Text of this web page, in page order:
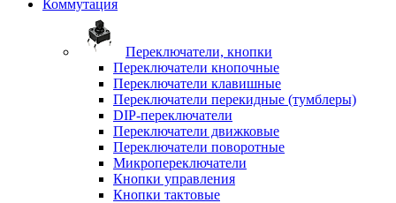
Коммутация
Переключатели, кнопки
Переключатели кнопочные
Переключатели клавишные
Переключатели перекидные (тумблеры)
DIP-переключатели
Переключатели движковые
Переключатели поворотные
Микропереключатели
Кнопки управления
Кнопки тактовые